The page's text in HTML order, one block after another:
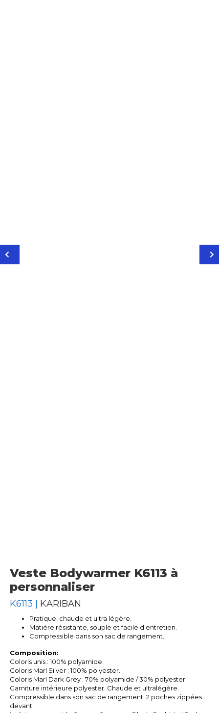
Veste Bodywarmer K6113 à
personnaliser
K6113 | KARIBAN
Pratique, chaude et ultra légère.
Matière résistante, souple et facile d’entretien.
Compressible dans son sac de rangement.
Composition:
Coloris unis : 100% polyamide.
Coloris Marl Silver : 100% polyester.
Coloris Marl Dark Grey : 70% polyamide / 30% polyester.
Garniture intérieure polyester. Chaude et ultralégère.
Compressible dans son sac de rangement. 2 poches zippées
devant.